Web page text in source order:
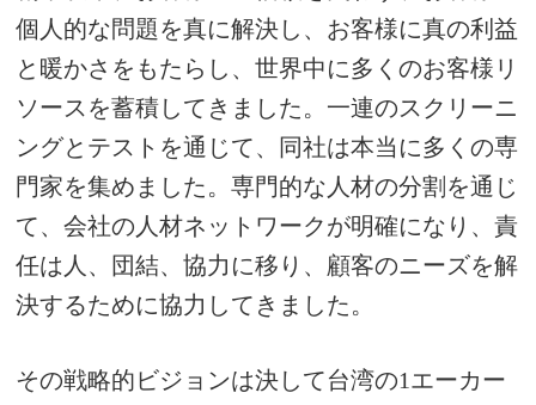
個人的な問題を真に解決し、お客様に真の利益
と暖かさをもたらし、世界中に多くのお客様リ
ソースを蓄積してきました。 一連のスクリーニ
ングとテストを通じて、同社は本当に多くの専
門家を集めました。専門的な人材の分割を通じ
て、会社の人材ネットワークが明確になり、責
任は人、団結、協力に移り、顧客のニーズを解
決するために協力してきました。
その戦略的ビジョンは決して台湾の1エーカー